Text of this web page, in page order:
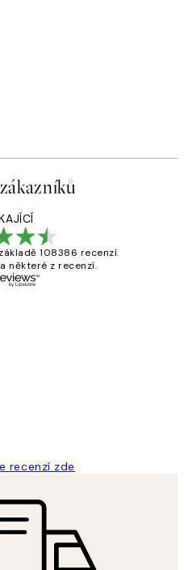
108386 recenzí.
některé z recenzí.
recenzí zde